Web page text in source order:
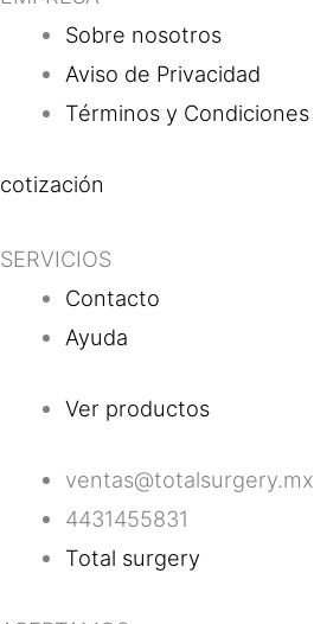
Sobre nosotros
Aviso de Privacidad
Términos y Condiciones
cotización
SERVICIOS
Contacto
Ayuda
Ver productos
ventas@totalsurgery.mx
4431455831
Total surgery